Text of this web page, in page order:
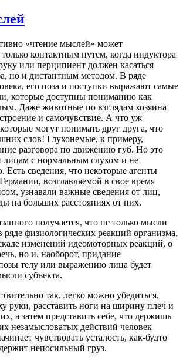
«чтение мыслей» может
контактным путем, когда индуктора
или перципиент должен касаться
но и дистантным методом. В ряде
его поза и поступки выражают самые
которые доступны пониманию как
Даже животные по взглядам хозяина
и самочувствие. А что уж
могут понимать друг друга, что
слов! Глухонемые, к примеру,
разговора по движению губ. Но это
лицам с нормальным слухом и не
сведения, что некоторые агенты
возглавляемой в свое время
узнавали важные сведения от лиц,
на больших расстояниях от них.
получается, что не только мысли
ряде физиологических реакций организма,
изменений идеомоторных реакций, о
но и, наоборот, придание
телу или выражению лица будет
субъекта.
так, легко можно убедиться,
руки, расставить ноги на ширину плеч и
а затем представить себе, что держишь
незамысловатых действий человек
чувствовать усталость, как-будто
непосильный груз.